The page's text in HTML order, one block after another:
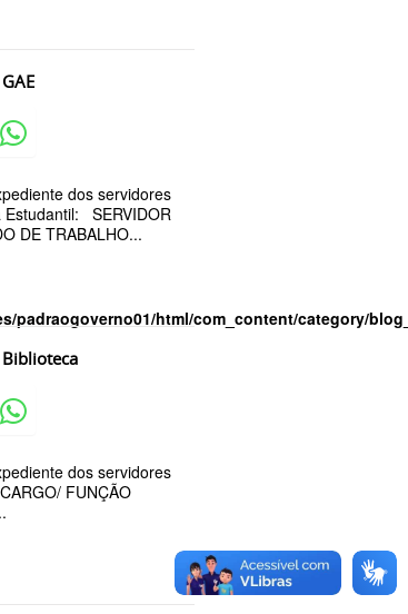
padraogoverno01/html/com_content/category/
dos servidores
Estudantil: SERVIDOR
DE TRABALHO...
dos servidores
FUNÇÃO